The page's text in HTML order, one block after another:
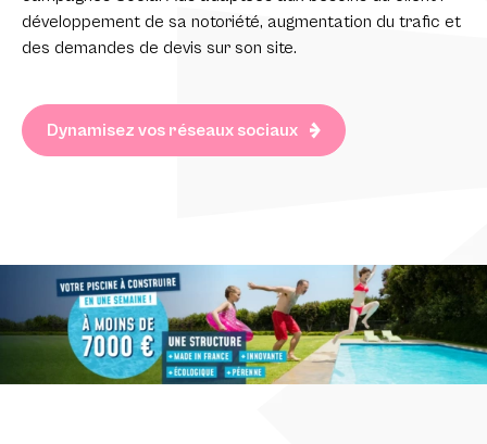
développement de sa notoriété, augmentation du trafic et
des demandes de devis sur son site.
Dynamisez vos réseaux sociaux